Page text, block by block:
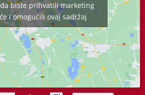
biste prihvatili marketing
i omogućili ovaj sadržaj